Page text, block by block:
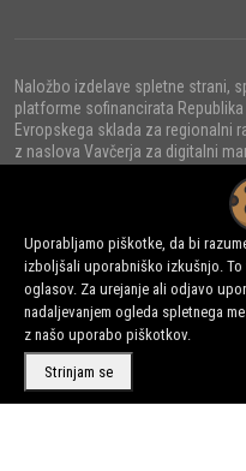
Uporabljamo piškotke, da bi
izboljšali uporabniško izkušnjo.
oglasov. Za urejanje ali odjavo
nadaljevanjem ogleda spletnega
z našo uporabo piškotkov.
Strinjam se
Naložbo izdelave spletne strani,
platforme sofinancirata
Evropskega sklada za regionalni
z naslova Vavčerja za digitalni
© 2022 - URNI d.o.o., Vse pravice